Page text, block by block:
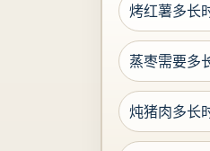
烤红薯多长
蒸枣需要多
炖猪肉多长